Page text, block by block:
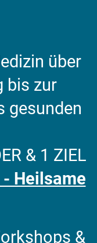
über
bis zur
gesunden
& 1 ZIEL
Heilsame
&